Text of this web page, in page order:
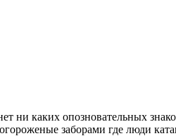
каких опозновательных
заборами где люди